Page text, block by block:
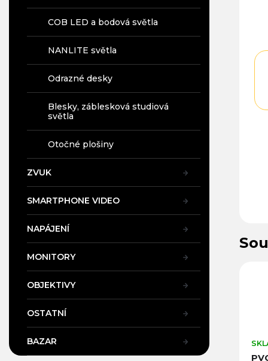
COB LED a bodová světla
NANLITE světla
Odrazné desky
Blesky, záblesková studiová
světla
Otočné plošiny
ZVUK
SMARTPHONE VIDEO
NAPÁJENÍ
MONITORY
OBJEKTIVY
OSTATNÍ
BAZAR
Kulová hlava pro
SKLADEM (PRAHA)
Polohovatelné
SKLADEM V PRAZE